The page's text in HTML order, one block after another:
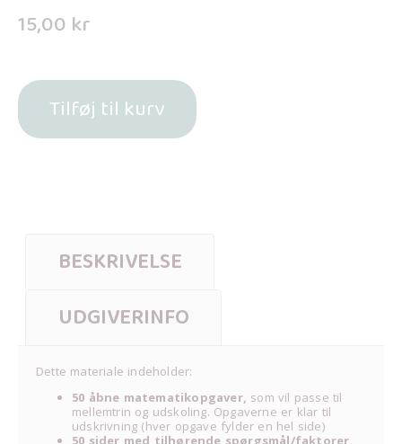
15,00 kr
Tilføj til kurv
BESKRIVELSE
UDGIVERINFO
Dette materiale indeholder:
50 åbne matematikopgaver, som vil passe til
mellemtrin og udskoling. Opgaverne er klar til
udskrivning (hver opgave fylder en hel side)
50 sider med tilhørende spørgsmål/faktorer,